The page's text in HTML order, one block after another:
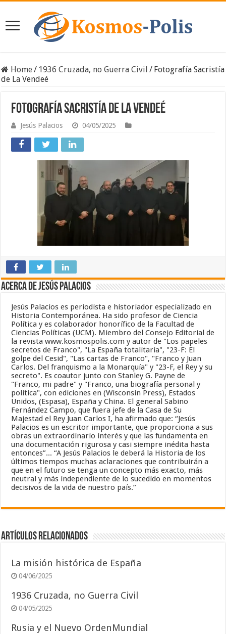
Home/ 1936 Cruzada, no Guerra Civil / Fotografía Sacristía
de La Vendeé
Fotografía Sacristía de La Vendeé
Jesús Palacios 04/05/2025
Acerca de Jesús Palacios
Jesús Palacios es periodista e historiador especializado en
Historia Contemporánea. Ha sido profesor de Ciencia
Política y es colaborador honorífico de la Facultad de
Ciencias Políticas (UCM). Miembro del Consejo Editorial de
la revista www.kosmospolis.com y autor de "Los papeles
secretos de Franco", "La España totalitaria", "23-F: El
golpe del Cesid", "Las cartas de Franco", "Franco y Juan
Carlos. Del franquismo a la Monarquía" y "23-F, el Rey y su
secreto". Es coautor junto con Stanley G. Payne de
"Franco, mi padre" y "Franco, una biografía personal y
política", con ediciones en (Wisconsin Press), Estados
Unidos, (Espasa), España y China. El general Sabino
Fernández Campo, que fuera jefe de la Casa de Su
Majestad el Rey Juan Carlos I, ha afirmado que: “Jesús
Palacios es un escritor importante, que proporciona a sus
obras un extraordinario interés y que las fundamenta en
una documentación rigurosa y casi siempre inédita hasta
entonces”... “A Jesús Palacios le deberá la Historia de los
últimos tiempos muchas aclaraciones que contribuirán a
que en el futuro se tenga un concepto más exacto, más
neutral y más independiente de lo sucedido en momentos
decisivos de la vida de nuestro país.”
Artículos relacionados
La misión histórica de España
04/06/2025
1936 Cruzada, no Guerra Civil
04/05/2025
Rusia y el Nuevo OrdenMundial